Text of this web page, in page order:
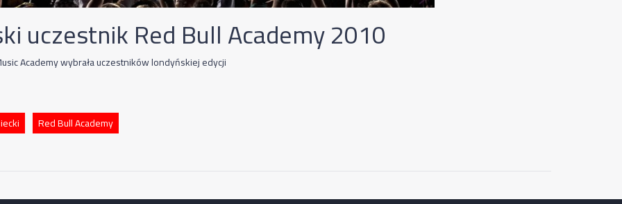
uczestnik Red Bull Academy 2010
Academy wybrała uczestników londyńskiej edycji
Red Bull Academy